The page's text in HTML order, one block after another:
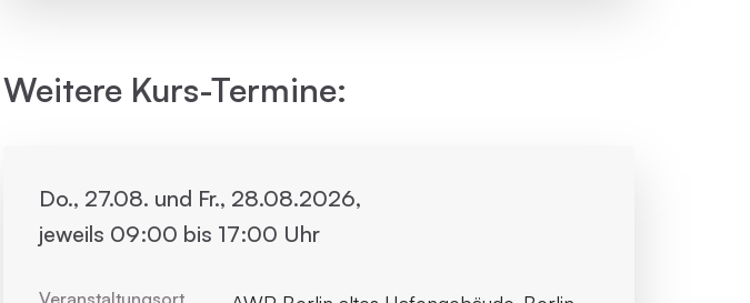
Weitere Kurs-Termine:
Do., 27.08. und Fr., 28.08.2026,
jeweils 09:00 bis 17:00 Uhr
Veranstaltungsort